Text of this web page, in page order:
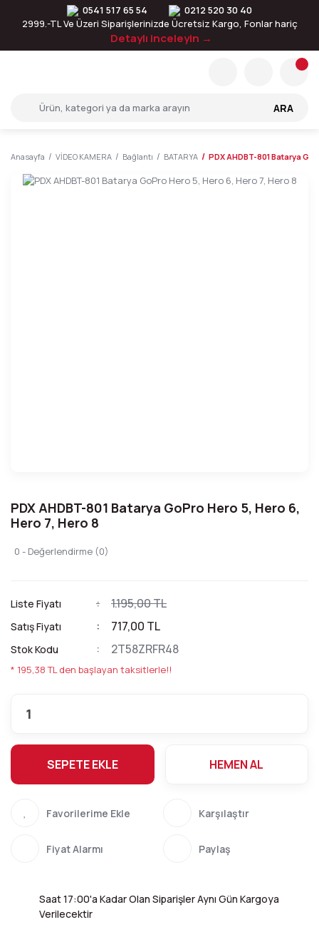
0541 517 65 54
0212 520 30 40
2999.-TL Ve Üzeri Siparişlerinizde Ücretsiz Kargo, Fonlar hariç
Detaylı inceleyin →
ARA
Anasayfa VİDEO KAMERA Bağlantı BATARYA PDX AHDBT-801 Batarya
PDX AHDBT-801 Batarya GoPro Hero 5, Hero 6,
Hero 7, Hero 8
0 - Değerlendirme (0)
Liste Fiyatı 1.195,00 TL
Satış Fiyatı 717,00 TL
Stok Kodu 2T58ZRFR48
* 195,38 TL den başlayan taksitlerle!!
SEPETE EKLE HEMEN AL
Karşılaştır
Fiyat Alarmı Paylaş
Saat 17:00'a Kadar Olan Siparişler Aynı Gün Kargoya
Verilecektir